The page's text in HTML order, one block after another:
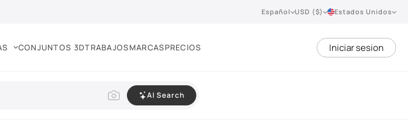
Español USD ($) Estados Unidos
CONJUNTOS 3DTRABAJOSMARCASPRECIOS Iniciar sesion
AI Search